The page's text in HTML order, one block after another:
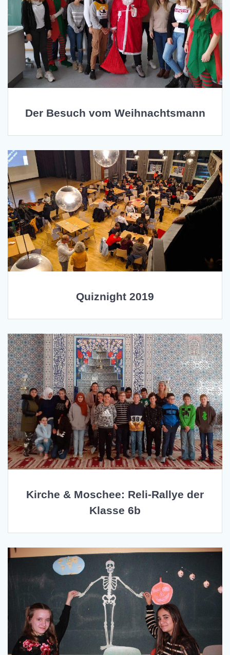
Der Besuch vom Weihnachtsmann
Quiznight 2019
Kirche & Moschee: Reli-Rallye der
Klasse 6b